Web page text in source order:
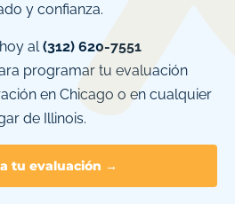
y confianza.
al(312) 620-7551
programar tu evaluación
en Chicago o en cualquier
de Illinois.
tu evaluación →